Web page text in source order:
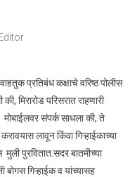
महिलेवर भाईंदर पोलिसांची
प्रतिबंध कक्षाचे वरिष्ठ पोलीस
मिरारोड परिसरात राहणारी
संपर्क साधला की, ते
लावून किंवा गिऱ्हाईकाच्या
मुली पुरवितात.सदर बातमीच्या
बोगस गिऱ्हाईक व यांच्यासह